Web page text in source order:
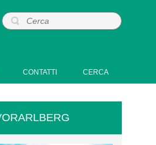
CONTATTI CERCA